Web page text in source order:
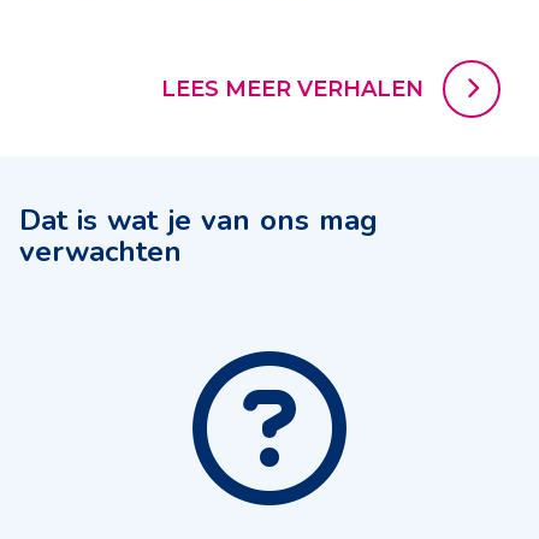
LEES MEER VERHALEN
Dat is wat je van ons mag
verwachten